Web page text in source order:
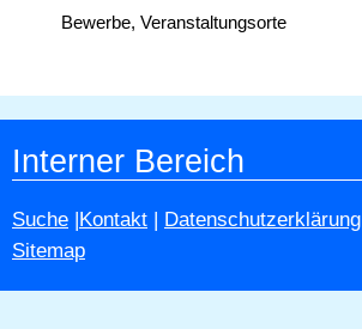
Bewerbe, Veranstaltungsorte
Interner Bereich
Suche |Kontakt | Datenschutzerklärung
Sitemap